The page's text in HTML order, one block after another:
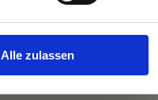
Alle zulassen